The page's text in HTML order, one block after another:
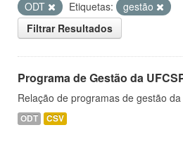
ODT
Etiquetas:
gestão
Filtrar Resultados
Programa de Gestão da
Relação de programas de gestão da
ODT CSV